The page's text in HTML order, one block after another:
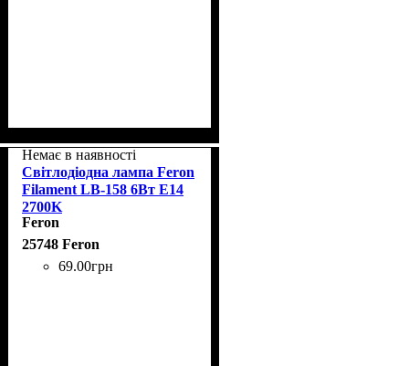
Немає в наявності
Світлодіодна лампа Feron
Filament LB-158 6Вт E14
2700K
Feron
25748 Feron
69.00грн